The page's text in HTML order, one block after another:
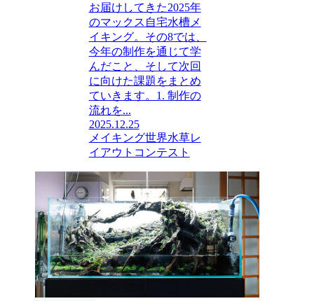
お届けしてきた2025年
のマックス自宅水槽メ
イキング。その8では、
今年の制作を通じて学
んだこと、そして次回
に向けた課題をまとめ
ていきます。1. 制作の
流れを...
2025.12.25
メイキング世界水草レ
イアウトコンテスト